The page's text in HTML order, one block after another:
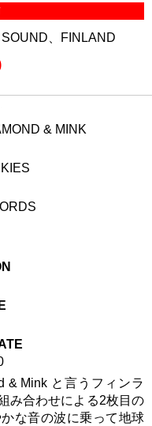
、FINLAND
& MINK
& Mink と言うフィンラ
み合わせによる2枚目の
な音の波に乗って地球